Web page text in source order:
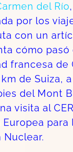
del Río
por los
con un
cómo pasó
francesa de
de Suiza,
del Mont
visita al
para